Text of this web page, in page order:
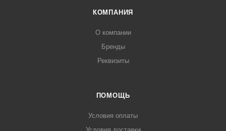
КОМПАНИЯ
О компании
Бренды
Реквизиты
ПОМОЩЬ
Условия оплаты